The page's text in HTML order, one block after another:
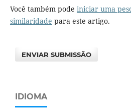
Você também pode iniciar uma
similaridade para este artigo.
ENVIAR SUBMISSÃO
IDIOMA